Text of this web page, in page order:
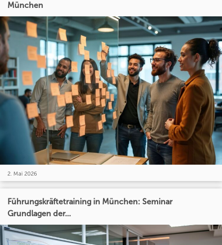
München
2. Mai 2026
Führungskräftetraining in München: Seminar
Grundlagen der...